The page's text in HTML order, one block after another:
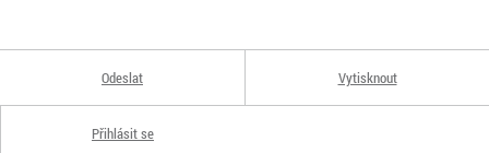
Odeslat Vytisknout
Přihlásit se